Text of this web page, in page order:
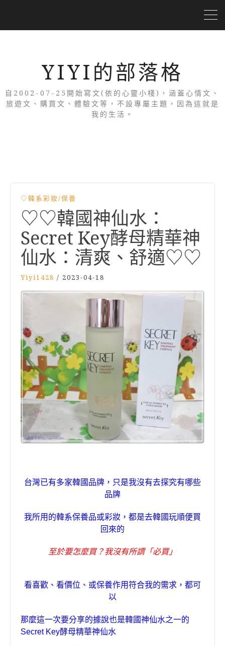
YIYI的部落格
自2002-07-25開始寫文(依的心靈小棧)，涵蓋心情文、
旅遊文、購買文、體驗文等，不設專屬主題，因為這就是
我的生活。
♡韓系彩妝/保養
♡♡韓國神仙水：
Secret Key酵母精華神
仙水：清爽、舒適♡♡
Yiyi1428 / 2023-04-18
台灣已有多家韓國品牌，只是我沒有去探究有哪些
品牌
我所用的韓系保養品或彩妝，都是去韓國玩順便買
回來的
至於要怎麼買？我沒有所謂「必買」
看喜歡、看價位、或保養作用符合我的需求，都可
以
那麼這一次要分享的據說也是韓國神仙水之一的
Secret Key酵母精華神仙水